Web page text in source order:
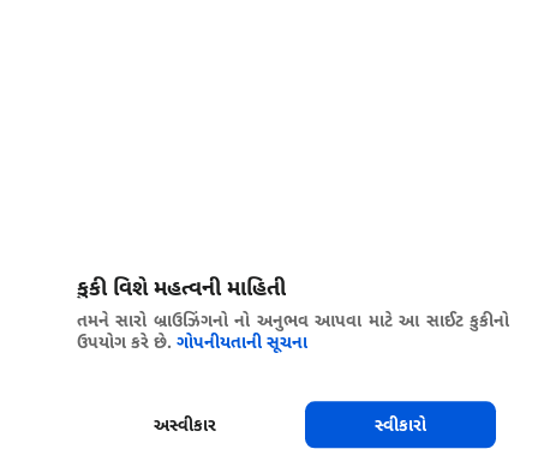
કુકી વિશે મહત્વની માહિતી
તમને સારો બ્રાઉઝિંગનો નો અનુભવ આપવા માટે આ સાઈટ કુકીનો
ઉપયોગ કરે છે. ગોપનીયતાની સૂચના
અસ્વીકાર સ્વીકારો